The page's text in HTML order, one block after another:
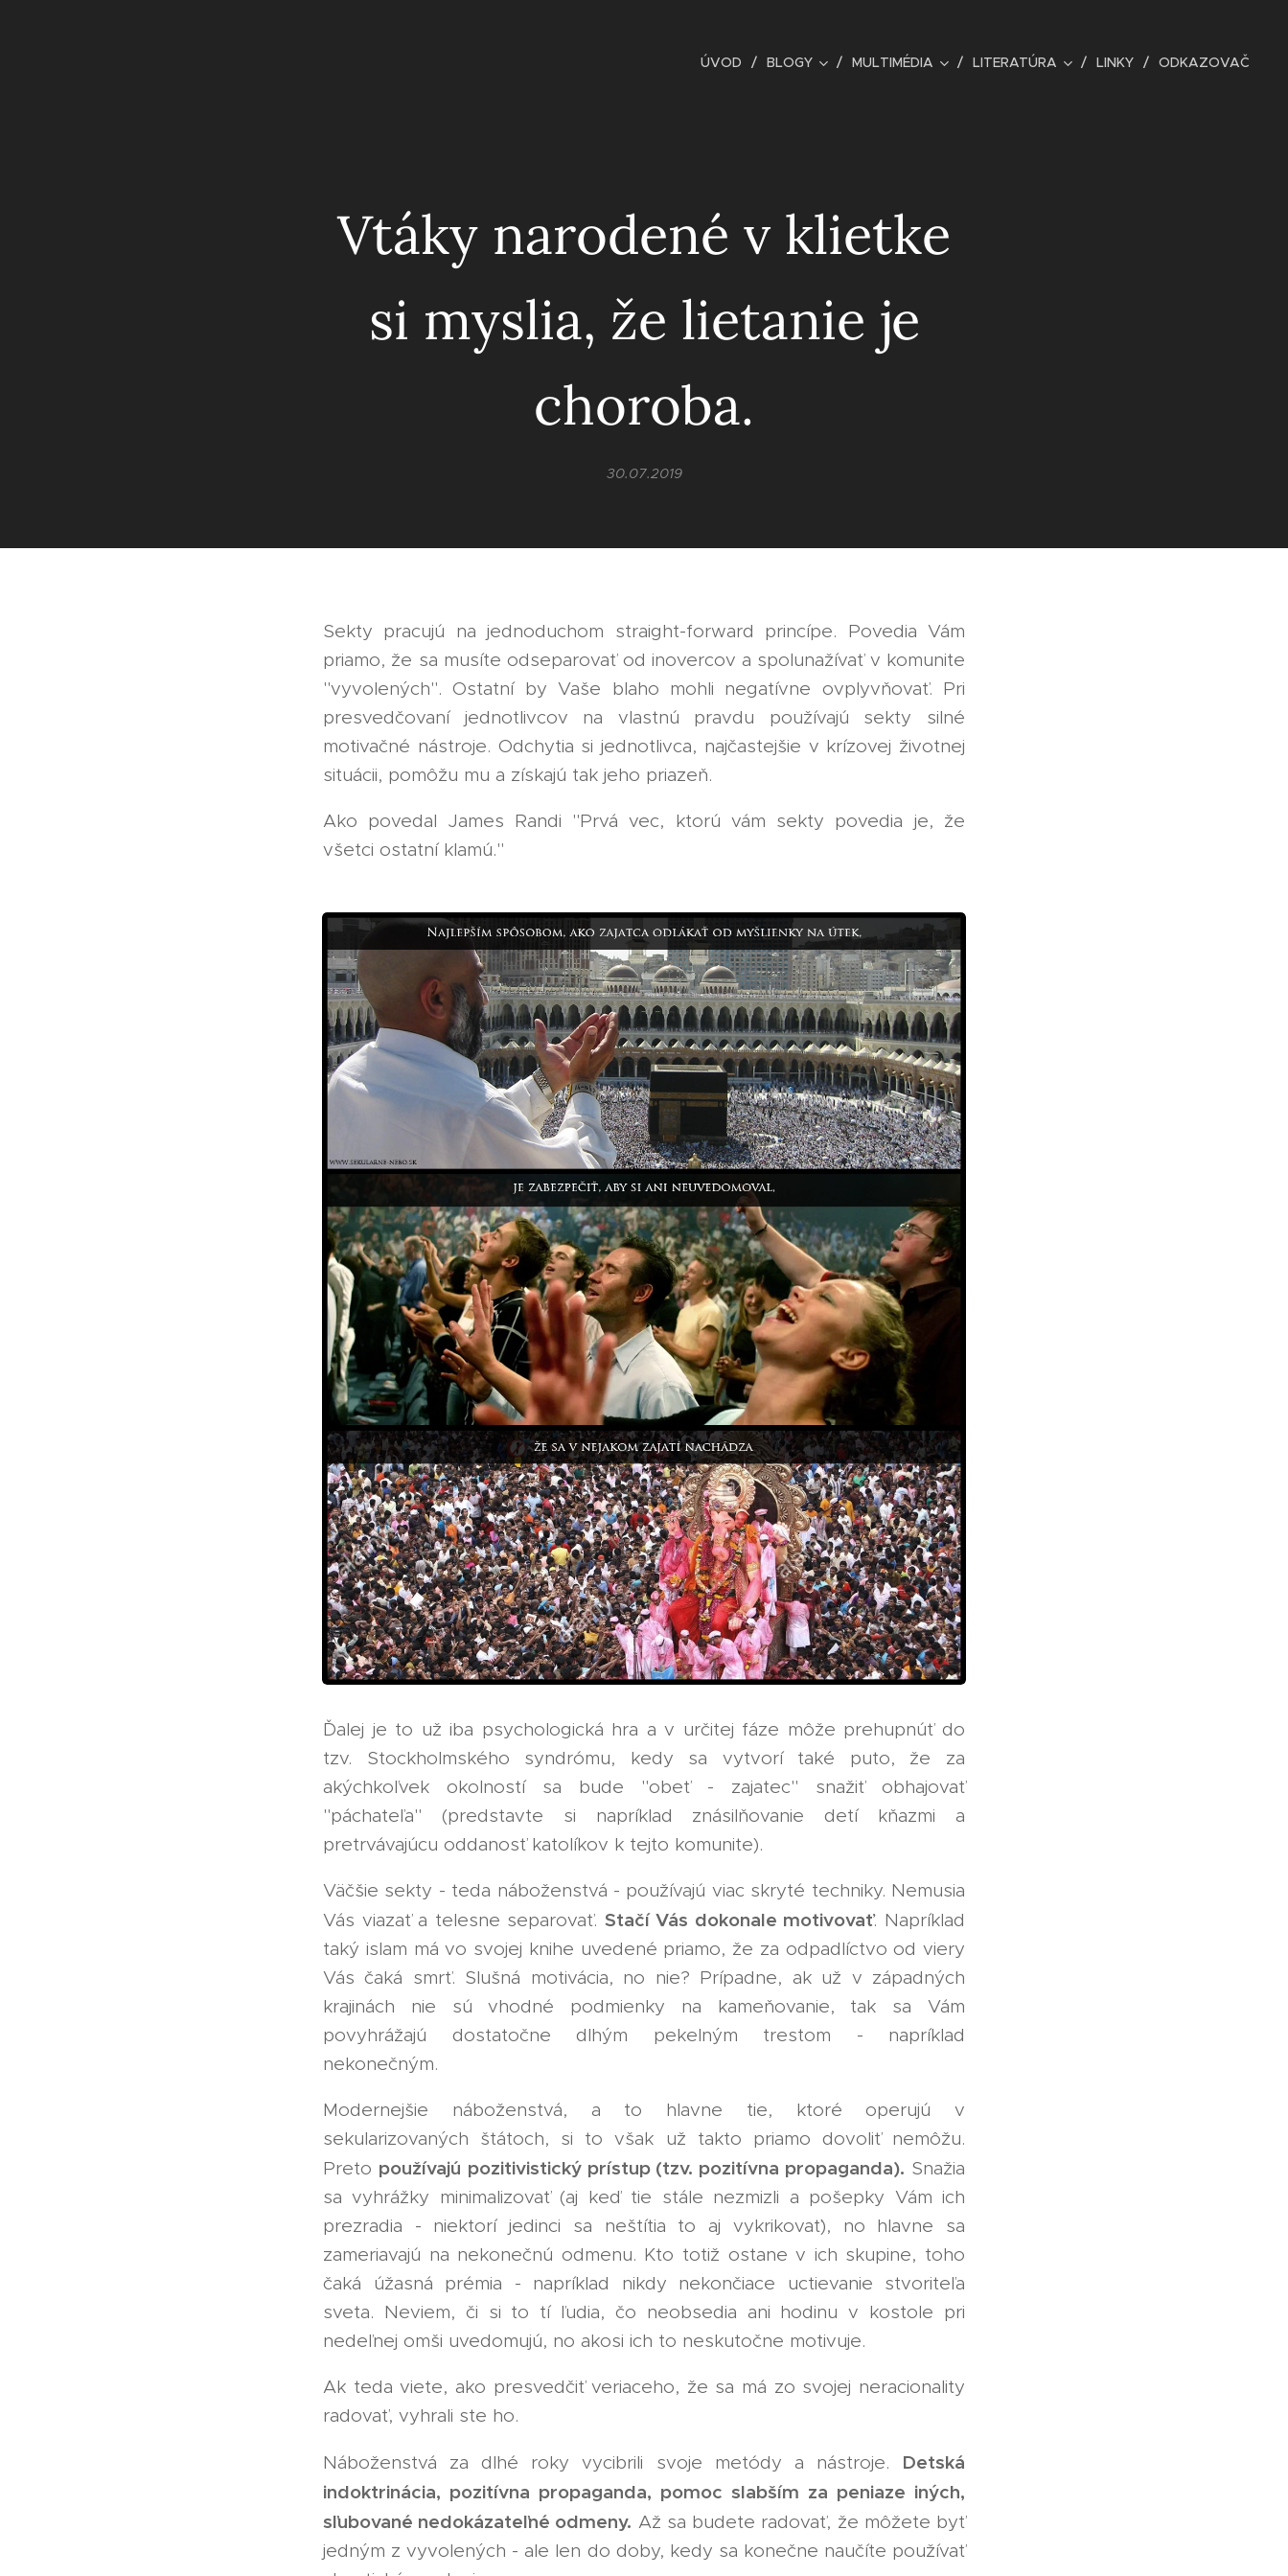
ÚVOD BLOGY MULTIMÉDIA LITERATÚRA LINKY ODKAZOVAČ
Vtáky narodené v klietke
si myslia, že lietanie je
choroba.
30.07.2019
Sekty pracujú na jednoduchom straight-forward princípe. Povedia Vám
priamo, že sa musíte odseparovať od inovercov a spolunažívať v komunite
"vyvolených". Ostatní by Vaše blaho mohli negatívne ovplyvňovať. Pri
presvedčovaní jednotlivcov na vlastnú pravdu používajú sekty silné
motivačné nástroje. Odchytia si jednotlivca, najčastejšie v krízovej životnej
situácii, pomôžu mu a získajú tak jeho priazeň.
Ako povedal James Randi "Prvá vec, ktorú vám sekty povedia je, že
všetci ostatní klamú."
Ďalej je to už iba psychologická hra a v určitej fáze môže prehupnúť do
tzv. Stockholmského syndrómu, kedy sa vytvorí také puto, že za
akýchkoľvek okolností sa bude "obeť - zajatec" snažiť obhajovať
"páchateľa" (predstavte si napríklad znásilňovanie detí kňazmi a
pretrvávajúcu oddanosť katolíkov k tejto komunite).
Väčšie sekty - teda náboženstvá - používajú viac skryté techniky. Nemusia
Vás viazať a telesne separovať. Stačí Vás dokonale motivovať. Napríklad
taký islam má vo svojej knihe uvedené priamo, že za odpadlíctvo od viery
Vás čaká smrť. Slušná motivácia, no nie? Prípadne, ak už v západných
krajinách nie sú vhodné podmienky na kameňovanie, tak sa Vám
povyhrážajú dostatočne dlhým pekelným trestom - napríklad
nekonečným.
Modernejšie náboženstvá, a to hlavne tie, ktoré operujú v
sekularizovaných štátoch, si to však už takto priamo dovoliť nemôžu.
Preto používajú pozitivistický prístup (tzv. pozitívna propaganda). Snažia
sa vyhrážky minimalizovať (aj keď tie stále nezmizli a pošepky Vám ich
prezradia - niektorí jedinci sa neštítia to aj vykrikovať), no hlavne sa
zameriavajú na nekonečnú odmenu. Kto totiž ostane v ich skupine, toho
čaká úžasná prémia - napríklad nikdy nekončiace uctievanie stvoriteľa
sveta. Neviem, či si to tí ľudia, čo neobsedia ani hodinu v kostole pri
nedeľnej omši uvedomujú, no akosi ich to neskutočne motivuje.
Ak teda viete, ako presvedčiť veriaceho, že sa má zo svojej neracionality
radovať, vyhrali ste ho.
Náboženstvá za dlhé roky vycibrili svoje metódy a nástroje. Detská
indoktrinácia, pozitívna propaganda, pomoc slabším za peniaze iných,
sľubované nedokázateľné odmeny. Až sa budete radovať, že môžete byť
jedným z vyvolených - ale len do doby, kedy sa konečne naučíte používať